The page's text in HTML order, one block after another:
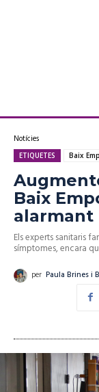
Notícies
ETIQUETES Baix
Baix
alarmant
Els experts sanitaris
símptomes, encara
per Paula Brines i